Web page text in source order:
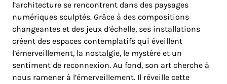
l’architecture se rencontrent dans des paysages
numériques sculptés. Grâce à des compositions
changeantes et des jeux d’échelle, ses installations
créent des espaces contemplatifs qui éveillent
l’émerveillement, la nostalgie, le mystère et un
sentiment de reconnexion. Au fond, son art cherche à
nous ramener à l’émerveillement. Il réveille cette